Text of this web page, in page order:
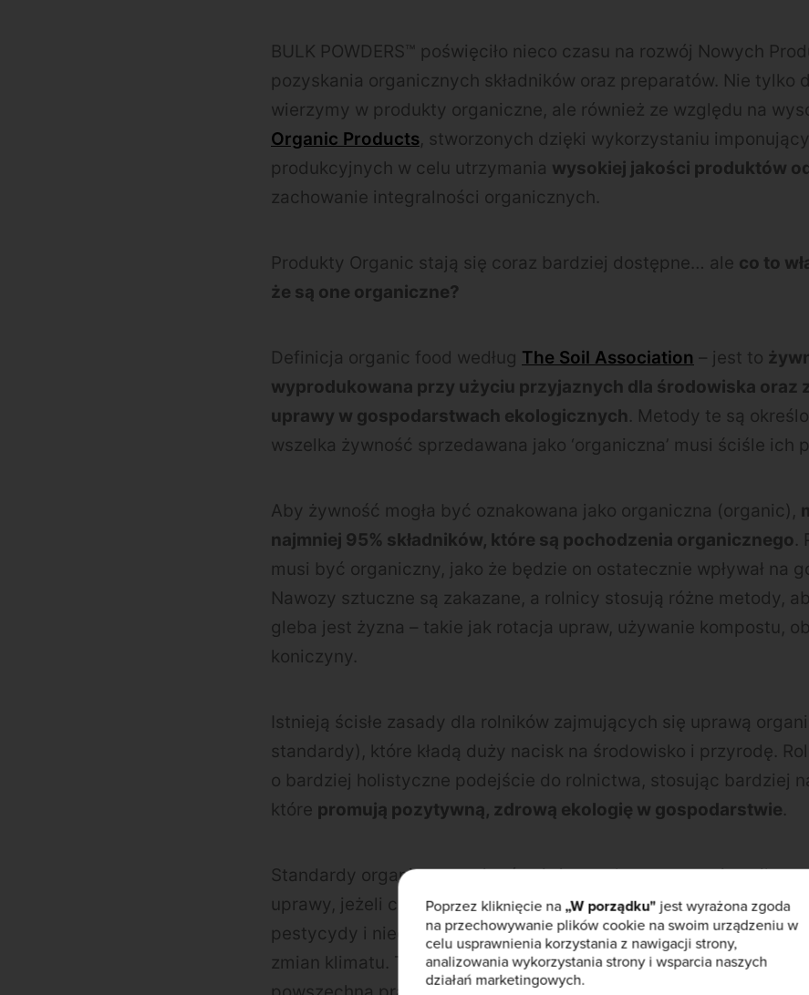
BULK POWDERS™ poświęciło nieco czasu na rozwój Nowych
pozyskania organicznych składników oraz preparatów. Nie tylko
wierzymy w produkty organiczne, ale również ze względu na
Organic Products, stworzonych dzięki wykorzystaniu
produkcyjnych w celu utrzymania wysokiej jakości produktów
zachowanie integralności organicznych.
Produkty Organic stają się coraz bardziej dostępne… ale co to
że są one organiczne?
Definicja organic food według The Soil Association – jest to
wyprodukowana przy użyciu przyjaznych dla środowiska oraz
uprawy w gospodarstwach ekologicznych. Metody te są
wszelka żywność sprzedawana jako ‘organiczna’ musi ściśle ich
Aby żywność mogła być oznakowana jako organiczna (organic),
najmniej 95% składników, które są pochodzenia organicznego.
musi być organiczny, jako że będzie on ostatecznie wpływał na
Nawozy sztuczne są zakazane, a rolnicy stosują różne metody,
gleba jest żyzna – takie jak rotacja upraw, używanie kompostu,
koniczyny.
Istnieją ścisłe zasady dla rolników zajmujących się uprawą
standardy), które kładą duży nacisk na środowisko i przyrodę.
o bardziej holistyczne podejście do rolnictwa, stosując bardziej
które promują pozytywną, zdrową ekologię w gospodarstwie.
Standardy organiczne mają również na celu promowanie
uprawy, jeżeli chodzi o produkcję żywości przyjaznej dla klimatu.
pestycydy i nieorganiczne procesy produkcji żywności mogą
zmian klimatu. The Soil Association szacuje, że jeśli rolnictwo
Poprzez kliknięcie na„W porządku" jest wyrażona zgoda
na przechowywanie plików cookie na swoim urządzeniu w
celu usprawnienia korzystania z nawigacji strony,
analizowania wykorzystania strony i wsparcia naszych
działań marketingowych.